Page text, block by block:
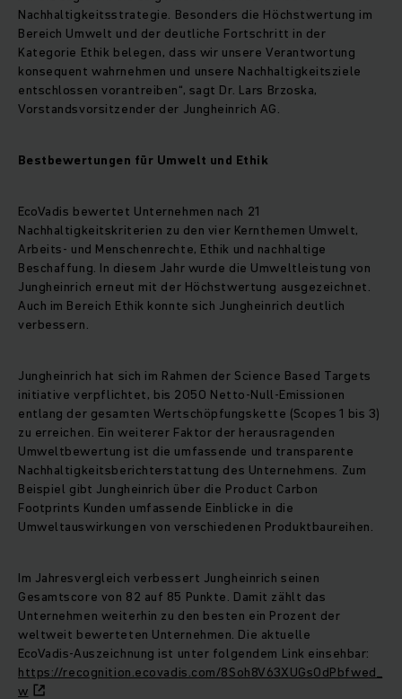
Nachhaltigkeitsstrategie. Besonders die Höchstwertung im
Bereich Umwelt und der deutliche Fortschritt in der
Kategorie Ethik belegen, dass wir unsere Verantwortung
konsequent wahrnehmen und unsere Nachhaltigkeitsziele
entschlossen vorantreiben“, sagt Dr. Lars Brzoska,
Vorstandsvorsitzender der Jungheinrich AG.
Bestbewertungen für Umwelt und Ethik
EcoVadis bewertet Unternehmen nach 21
Nachhaltigkeitskriterien zu den vier Kernthemen Umwelt,
Arbeits- und Menschenrechte, Ethik und nachhaltige
Beschaffung. In diesem Jahr wurde die Umweltleistung von
Jungheinrich erneut mit der Höchstwertung ausgezeichnet.
Auch im Bereich Ethik konnte sich Jungheinrich deutlich
verbessern.
Jungheinrich hat sich im Rahmen der Science Based Targets
initiative verpflichtet, bis 2050 Netto‑Null‑Emissionen
entlang der gesamten Wertschöpfungskette (Scopes 1 bis 3)
zu erreichen. Ein weiterer Faktor der herausragenden
Umweltbewertung ist die umfassende und transparente
Nachhaltigkeitsberichterstattung des Unternehmens. Zum
Beispiel gibt Jungheinrich über die Product Carbon
Footprints Kunden umfassende Einblicke in die
Umweltauswirkungen von verschiedenen Produktbaureihen.
Im Jahresvergleich verbessert Jungheinrich seinen
Gesamtscore von 82 auf 85 Punkte. Damit zählt das
Unternehmen weiterhin zu den besten ein Prozent der
weltweit bewerteten Unternehmen. Die aktuelle
EcoVadis‑Auszeichnung ist unter folgendem Link einsehbar:
https://recognition.ecovadis.com/8Soh8V63XUGsOdPbfwed_
w